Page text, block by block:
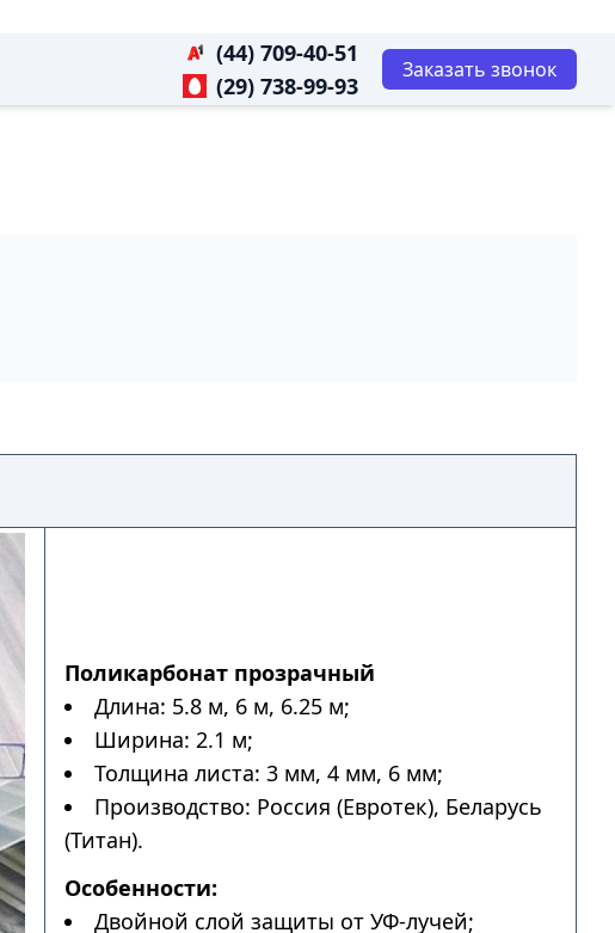
(44) 709-40-51
(29) 738-99-93
Заказать звонок
Поликарбонат прозрачный
Длина: 5.8 м, 6 м, 6.25 м;
Ширина: 2.1 м;
Толщина листа: 3 мм, 4 мм, 6 мм;
Производство: Россия (Евротек), Беларусь
(Титан).
Особенности:
Двойной слой защиты от УФ-лучей;